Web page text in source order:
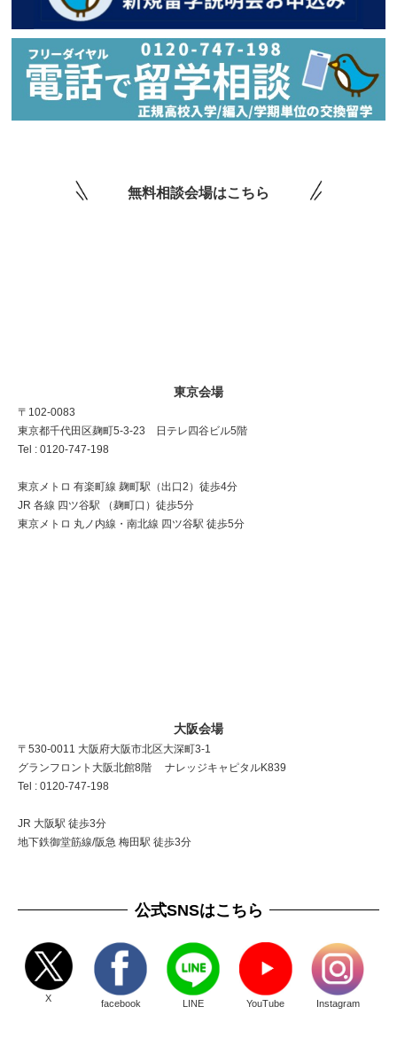
無料相談会場はこちら
東京会場
〒102-0083
東京都千代田区麹町5-3-23 日テレ四谷ビル5階
Tel : 0120-747-198
東京メトロ 有楽町線 麹町駅（出口2）徒歩4分
JR 各線 四ツ谷駅 （麹町口）徒歩5分
東京メトロ 丸ノ内線・南北線 四ツ谷駅 徒歩5分
大阪会場
〒530-0011 大阪府大阪市北区大深町3-1
グランフロント大阪北館8階 ナレッジキャピタルK839
Tel : 0120-747-198
JR 大阪駅 徒歩3分
地下鉄御堂筋線/阪急 梅田駅 徒歩3分
公式SNSはこちら
X facebook LINE YouTube Instagram